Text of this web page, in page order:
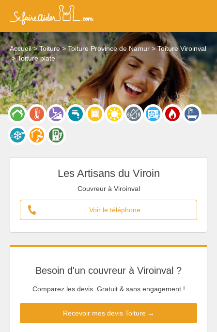
Accueil Toiture Toiture Province de Namur
Toiture Viroinval
Toiture plate
Les Artisans du Viroin
Couvreur à Viroinval
Voir le téléphone
Besoin d'un couvreur à Viroinval ?
Comparez les devis. Gratuit & sans engagement !
Recevoir mes devis Toiture →